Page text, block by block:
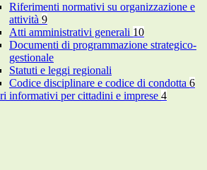
Riferimenti normativi su organizzazione e
attività 9
Atti amministrativi generali 10
Documenti di programmazione strategico-
gestionale
Statuti e leggi regionali
Codice disciplinare e codice di condotta 6
informativi per cittadini e imprese 4